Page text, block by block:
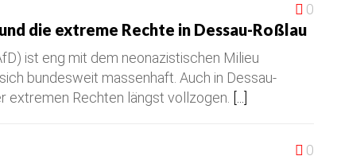
0
die extreme Rechte in Dessau-Roßlau
ist eng mit dem neonazistischen Milieu
bundesweit massenhaft. Auch in Dessau-
extremen Rechten längst vollzogen.
0